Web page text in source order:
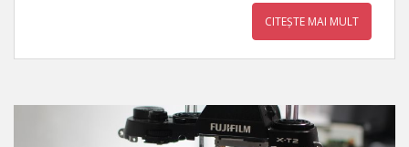
CITEȘTE MAI MULT